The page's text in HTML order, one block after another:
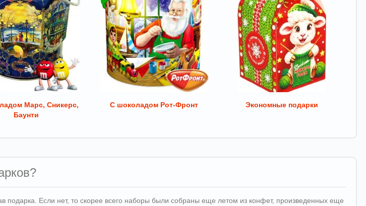
Марс, Сникерс,
Баунти
С шоколадом Рот-Фронт Экономные подарки
подарка. Если нет, то скорее всего наборы были собраны еще летом из конфет, произведенных еще